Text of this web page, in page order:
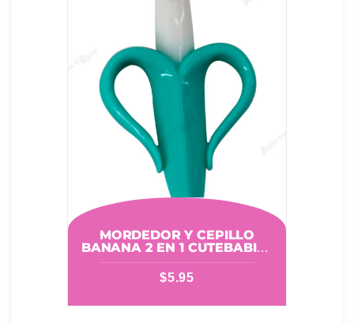
MORDEDOR Y CEPILLO
BANANA 2 EN 1 CUTEBABIES
01160072
$5.95